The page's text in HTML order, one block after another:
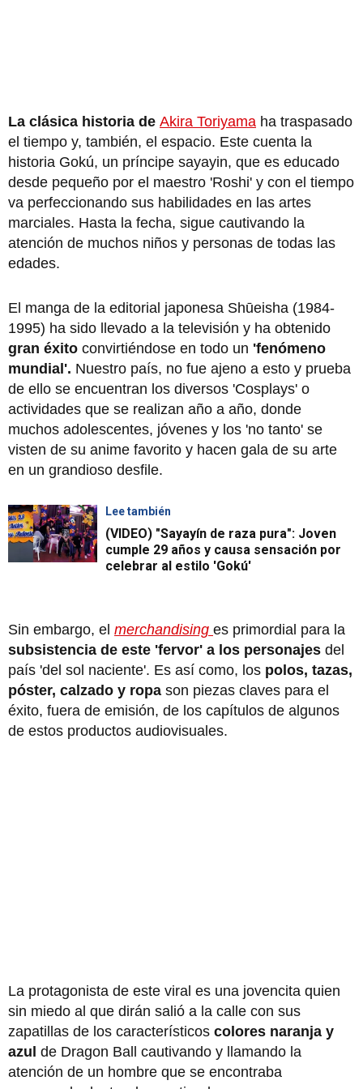
La clásica historia de Akira Toriyama ha traspasado
el tiempo y, también, el espacio. Este cuenta la
historia Gokú, un príncipe sayayin, que es educado
desde pequeño por el maestro 'Roshi' y con el tiempo
va perfeccionando sus habilidades en las artes
marciales. Hasta la fecha, sigue cautivando la
atención de muchos niños y personas de todas las
edades.
El manga de la editorial japonesa Shūeisha (1984-
1995) ha sido llevado a la televisión y ha obtenido
gran éxito convirtiéndose en todo un 'fenómeno
mundial'. Nuestro país, no fue ajeno a esto y prueba
de ello se encuentran los diversos 'Cosplays' o
actividades que se realizan año a año, donde
muchos adolescentes, jóvenes y los 'no tanto' se
visten de su anime favorito y hacen gala de su arte
en un grandioso desfile.
Lee también
(VIDEO) "Sayayín de raza pura": Joven
cumple 29 años y causa sensación por
celebrar al estilo 'Gokú'
Sin embargo, el merchandising es primordial para la
subsistencia de este 'fervor' a los personajes del
país 'del sol naciente'. Es así como, los polos, tazas,
póster, calzado y ropa son piezas claves para el
éxito, fuera de emisión, de los capítulos de algunos
de estos productos audiovisuales.
La protagonista de este viral es una jovencita quien
sin miedo al que dirán salió a la calle con sus
zapatillas de los característicos colores naranja y
azul de Dragon Ball cautivando y llamando la
atención de un hombre que se encontraba